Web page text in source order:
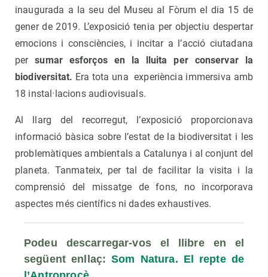
inaugurada a la seu del Museu al Fòrum el dia 15 de
gener de 2019. L’exposició tenia per objectiu despertar
emocions i consciències, i incitar a l’acció ciutadana
persumar esforços en la lluita per conservar la
biodiversitat. Era tota una experiència immersiva amb
18 instal·lacions audiovisuals.
Al llarg del recorregut, l’exposició proporcionava
informació bàsica sobre l’estat de la biodiversitat i les
problemàtiques ambientals a Catalunya i al conjunt del
planeta. Tanmateix, per tal de facilitar la visita i la
comprensió del missatge de fons, no incorporava
aspectes més científics ni dades exhaustives.
Podeu descarregar-vos el llibre en el
següent enllaç: Som Natura. El repte de